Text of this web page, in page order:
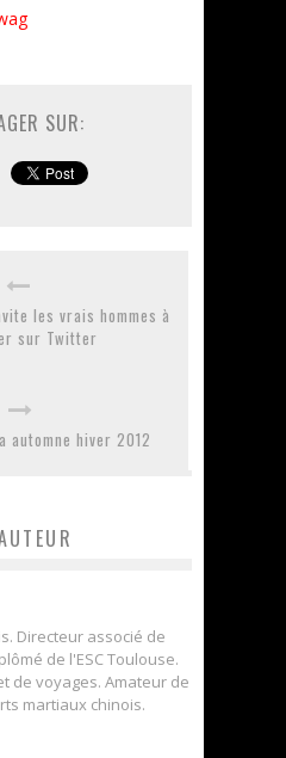
SUR:
les vrais hommes à
sur Twitter
automne hiver 2012
Directeur associé de
de l'ESC Toulouse.
de voyages. Amateur de
martiaux chinois.